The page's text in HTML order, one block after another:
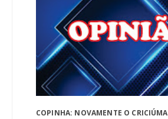
COPINHA: NOVAMENTE O CRICIÚMA